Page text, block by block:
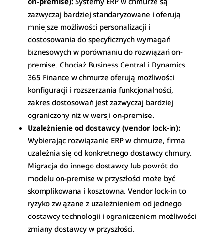
zazwyczaj bardziej standaryzowane i oferują
mniejsze możliwości personalizacji i
dostosowania do specyficznych wymagań
biznesowych w porównaniu do rozwiązań on-
premise. Chociaż Business Central i Dynamics
365 Finance w chmurze oferują możliwości
konfiguracji i rozszerzania funkcjonalności,
zakres dostosowań jest zazwyczaj bardziej
ograniczony niż w wersji on-premise.
Uzależnienie od dostawcy (vendor lock-in):
Wybierając rozwiązanie ERP w chmurze, firma
uzależnia się od konkretnego dostawcy chmury.
Migracja do innego dostawcy lub powrót do
modelu on-premise w przyszłości może być
skomplikowana i kosztowna. Vendor lock-in to
ryzyko związane z uzależnieniem od jednego
dostawcy technologii i ograniczeniem możliwości
zmiany dostawcy w przyszłości.